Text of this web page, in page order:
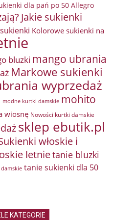
dla pań po 50 Allegro
Jakie sukienki
Kolorowe sukienki na
bluzki mango ubrania
Markowe sukienki
wyprzedaż
modne kurtki damskie mohito
wiosnę Nowości kurtki damskie
sklep ebutik.pl
włoskie i
letnietanie bluzki
tanie sukienki dla 50
KATEGORIE